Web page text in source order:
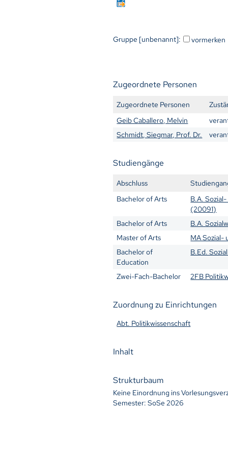
Gruppe [unbenannt]: vormerken
Zugeordnete Personen
Zugeordnete Personen
Geib Caballero, Melvin
Schmidt, Siegmar, Prof. Dr.
Studiengänge
Abschluss
Bachelor of Arts
B.A.
(20091)
Bachelor of Arts
B.A.
Master of Arts
MA Sozial-
Bachelor of
Education
B.Ed.
Zwei-Fach-Bachelor 2FB
Zuordnung zu Einrichtungen
Abt. Politikwissenschaft
Inhalt
Strukturbaum
Keine Einordnung ins
Semester: SoSe 2026